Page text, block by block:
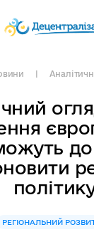
РЕГІОНАЛЬНИЙ